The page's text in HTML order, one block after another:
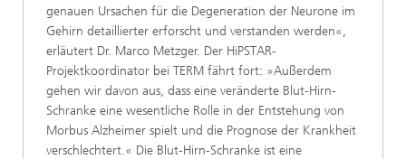
genauen Ursachen für die Degeneration der Neurone im
Gehirn detaillierter erforscht und verstanden werden«,
erläutert Dr. Marco Metzger. Der HiPSTAR-
Projektkoordinator bei TERM fährt fort: »Außerdem
gehen wir davon aus, dass eine veränderte Blut-Hirn-
Schranke eine wesentliche Rolle in der Entstehung von
Morbus Alzheimer spielt und die Prognose der Krankheit
verschlechtert.« Die Blut-Hirn-Schranke ist eine